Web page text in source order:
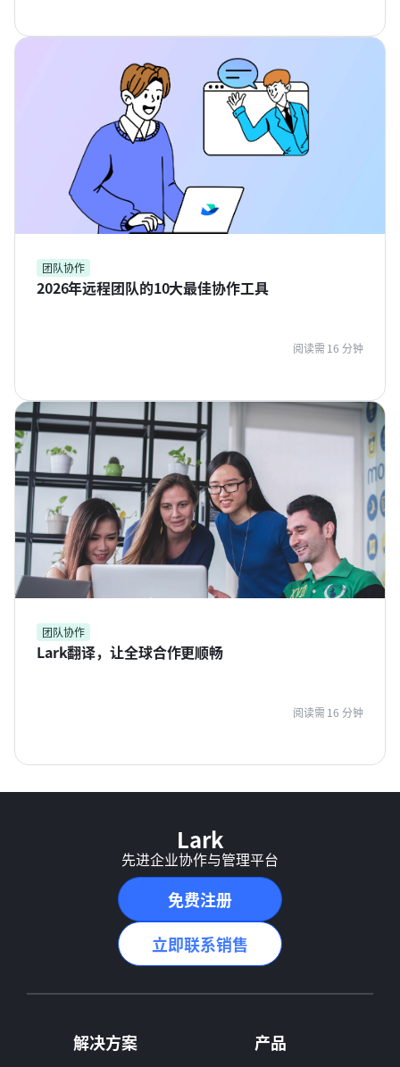
团队协作
2026年远程团队的10大最佳协作工具
阅读需 16 分钟
团队协作
Lark翻译，让全球合作更顺畅
阅读需 16 分钟
Lark
先进企业协作与管理平台
免费注册
立即联系销售
解决方案 产品